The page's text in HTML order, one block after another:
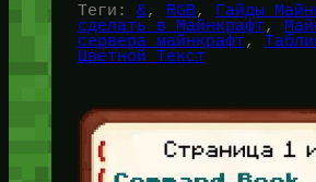
Теги: &, RGB, Гайды
сделать в Майнкрафт,
сервера майнкрафт,
Цветной Текст